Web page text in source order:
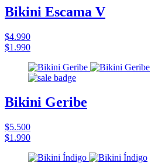
Bikini Escama V
$4.990
$1.990
Bikini Geribe
$5.500
$1.990